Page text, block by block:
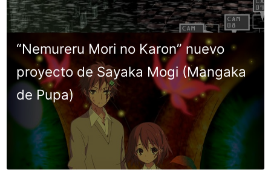
“Nemureru Mori no Karon” nuevo
proyecto de Sayaka Mogi (Mangaka
de Pupa)